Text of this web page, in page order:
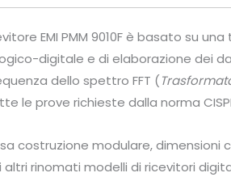
EMI PMM 9010F è basato su
digitale e di elaborazione dei
dello spettro FFT (
le prove richieste dalla norma
costruzione modulare,
altri rinomati modelli di ricevitori